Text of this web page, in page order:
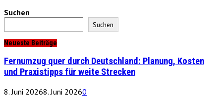
Suchen
Suchen
Neueste Beiträge
Fernumzug quer durch Deutschland: Planung, Kosten
und Praxistipps für weite Strecken
8. Juni 20268. Juni 20260